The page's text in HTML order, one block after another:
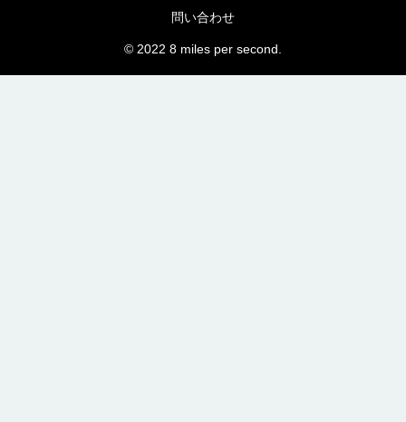
問い合わせ
© 2022 8 miles per second.